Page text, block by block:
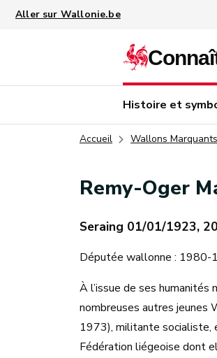
Histoire et
Accueil Wallons Marquants
Remy-Oger
Seraing 01/01/1923,
Députée wallonne : 1980-
À l’issue de ses humanités
nombreuses autres jeunes
1973), militante socialiste,
Fédération liégeoise dont